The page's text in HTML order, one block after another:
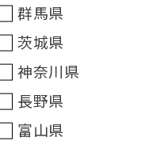
群馬県
茨城県
神奈川県
長野県
富山県